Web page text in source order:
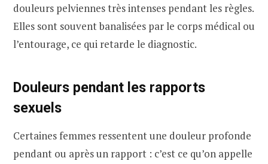
douleurs pelviennes très intenses pendant les règles.
Elles sont souvent banalisées par le corps médical ou
l’entourage, ce qui retarde le diagnostic.
Douleurs pendant les rapports
sexuels
Certaines femmes ressentent une douleur profonde
pendant ou après un rapport : c’est ce qu’on appelle